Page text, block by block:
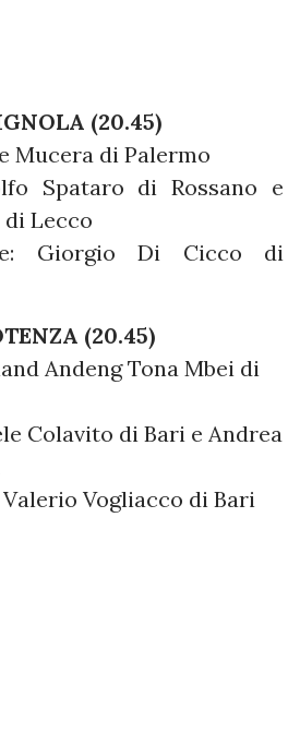
(20.45)
Mucera di Palermo
Spataro di Rossano e
Lecco
Giorgio Di Cicco di
(20.45)
Andeng Tona Mbei di
Colavito di Bari e Andrea
Vogliacco di Bari